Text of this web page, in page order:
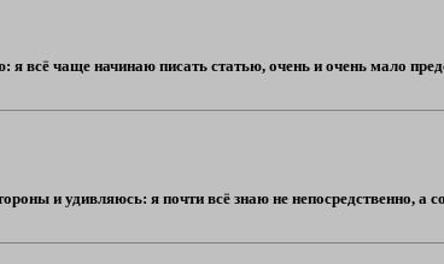
всё чаще начинаю писать статью, очень и очень мало
и удивляюсь: я почти всё знаю не непосредственно, а